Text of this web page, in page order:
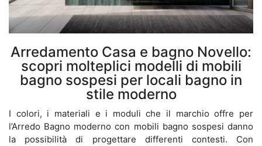
Arredamento Casa e bagno Novello:
scopri molteplici modelli di mobili
bagno sospesi per locali bagno in
stile moderno
I colori, i materiali e i moduli che il marchio offre per
l’Arredo Bagno moderno con mobili bagno sospesi danno
la possibilità di progettare differenti contesti. Con